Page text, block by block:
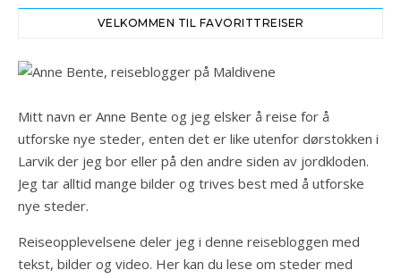
VELKOMMEN TIL FAVORITTREISER
Mitt navn er Anne Bente og jeg elsker å reise for å
utforske nye steder, enten det er like utenfor dørstokken i
Larvik der jeg bor eller på den andre siden av jordkloden.
Jeg tar alltid mange bilder og trives best med å utforske
nye steder.
Reiseopplevelsene deler jeg i denne reisebloggen med
tekst, bilder og video. Her kan du lese om steder med